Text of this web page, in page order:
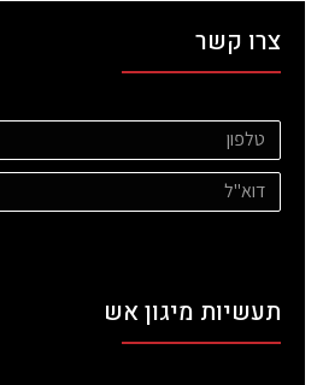
צרו קשר
תעשיות מיגון אש